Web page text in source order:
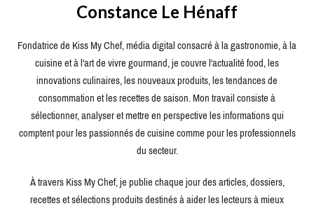
Constance Le Hénaff
Fondatrice de Kiss My Chef, média digital consacré à la gastronomie, à la
cuisine et à l'art de vivre gourmand, je couvre l'actualité food, les
innovations culinaires, les nouveaux produits, les tendances de
consommation et les recettes de saison. Mon travail consiste à
sélectionner, analyser et mettre en perspective les informations qui
comptent pour les passionnés de cuisine comme pour les professionnels
du secteur.
À travers Kiss My Chef, je publie chaque jour des articles, dossiers,
recettes et sélections produits destinés à aider les lecteurs à mieux